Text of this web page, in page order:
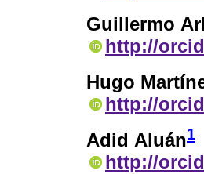
Guillermo
http://
Hugo
http://
Adid Aluán1
http://